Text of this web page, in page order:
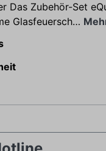
Das Zubehör-Set
Glasfeuersch…